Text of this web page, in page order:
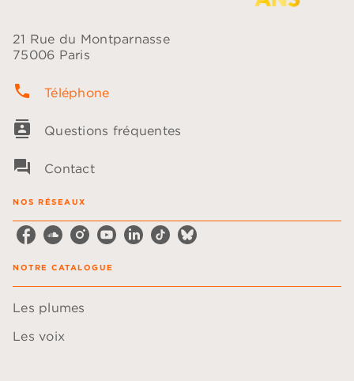
21 Rue du Montparnasse
75006 Paris
phone Téléphone
contacts Questions fréquentes
question_answer Contact
NOS RÉSEAUX
NOTRE CATALOGUE
Les plumes
Les voix